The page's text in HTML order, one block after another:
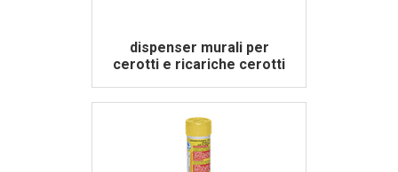
dispenser murali per
cerotti e ricariche cerotti